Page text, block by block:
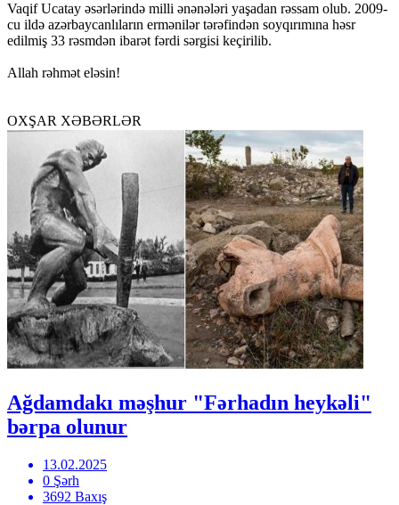
Vaqif Ucatay əsərlərində milli ənənələri yaşadan rəssam olub. 2009-
cu ildə azərbaycanlıların ermənilər tərəfindən soyqırımına həsr
edilmiş 33 rəsmdən ibarət fərdi sərgisi keçirilib.
Allah rəhmət eləsin!
OXŞAR XƏBƏRLƏR
Ağdamdakı məşhur "Fərhadın heykəli"
bərpa olunur
13.02.2025
0 Şərh
3692 Baxış